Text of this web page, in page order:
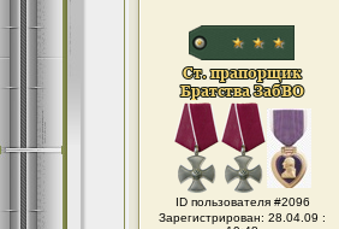
ID пользователя #2096
Зарегистрирован: 28.04.09 :